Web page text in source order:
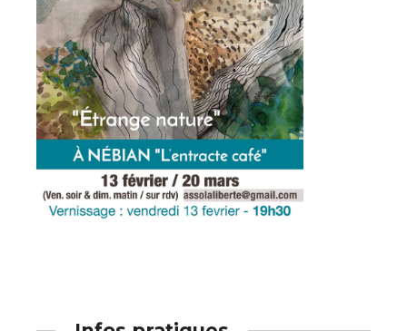
J'accepte lestermes et conditions
* Champ obligatoire
Prénom
Statut / Organisation
J'accepte lestermes et conditions